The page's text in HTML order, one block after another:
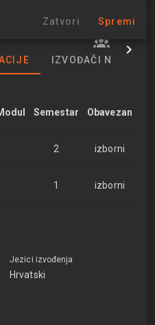
IZVOĐAČI NASTAVE
Semestar Obavezan
2 izborni
1 izborni
Jezici izvođenja
Hrvatski
Zatvori Spremi